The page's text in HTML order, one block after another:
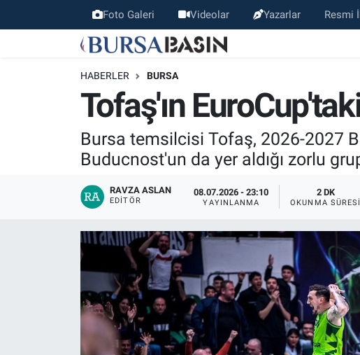
Foto Galeri Videolar Yazarlar Resmi
HABERLER BURSA
Tofaş'ın
Bursa temsilcisi Tofaş, 2026-2027
Buducnost'un da yer aldığı zorlu
RAVZA ASLAN
EDITÖR
08.07.2026 - 23:10
YAYINLANMA
2 DK
OKUNMA SÜRESI
Bursa Haber
Bilim, Teknoloji
KÜLTÜR-SANAT
Bursaspor
Gündem
Bursa Nöbetçi Eczaneler
Bursa Hava Durumu
Bursa Namaz Vakitleri
Bursa Trafik Yoğunluk Haritası
Süper Lig Puan Durumu ve Fikstür
Tüm Manşetler
Son Dakika Haberleri
Haber Arşivi